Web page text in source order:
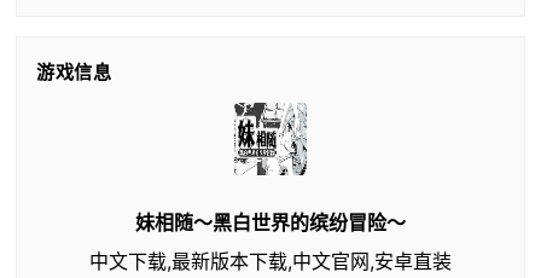
游戏信息
妹相随～黑白世界的缤纷冒险～
中文下载,最新版本下载,中文官网,安卓直装